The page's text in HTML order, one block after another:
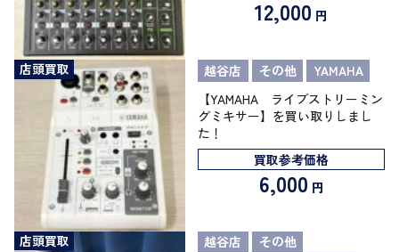
12,000 円
店頭買取 越谷店 その他
YAMAHA
【YAMAHA ライブストリーミン
グミキサー】を買い取りしまし
た！
買取参考価格
6,000 円
店頭買取 越谷店
その他